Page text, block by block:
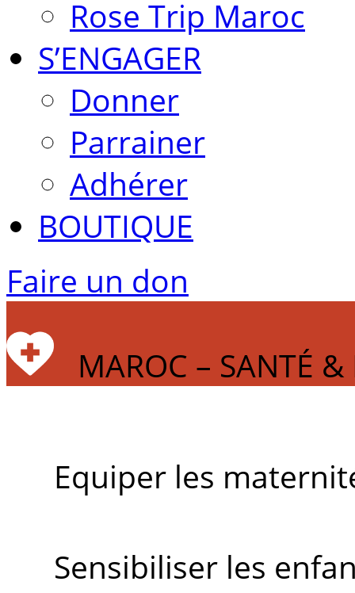
Rose Trip Maroc
S’ENGAGER
Donner
Parrainer
Adhérer
BOUTIQUE
Faire un don
MAROC – SANTÉ &
Equiper les
Sensibiliser les